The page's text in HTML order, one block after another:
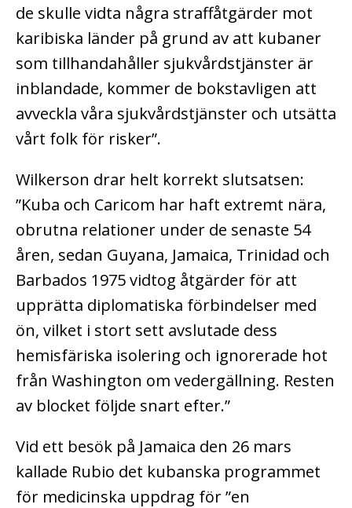
de skulle vidta några straffåtgärder mot
karibiska länder på grund av att kubaner
som tillhandahåller sjukvårdstjänster är
inblandade, kommer de bokstavligen att
avveckla våra sjukvårdstjänster och utsätta
vårt folk för risker”.
Wilkerson drar helt korrekt slutsatsen:
”Kuba och Caricom har haft extremt nära,
obrutna relationer under de senaste 54
åren, sedan Guyana, Jamaica, Trinidad och
Barbados 1975 vidtog åtgärder för att
upprätta diplomatiska förbindelser med
ön, vilket i stort sett avslutade dess
hemisfäriska isolering och ignorerade hot
från Washington om vedergällning. Resten
av blocket följde snart efter.”
Vid ett besök på Jamaica den 26 mars
kallade Rubio det kubanska programmet
för medicinska uppdrag för ”en